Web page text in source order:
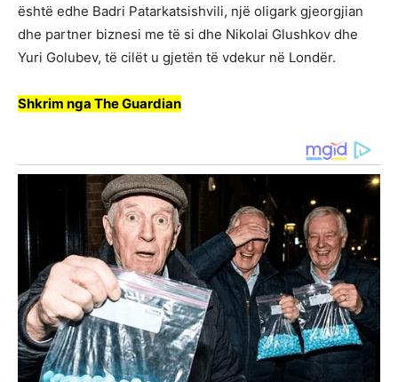
është edhe Badri Patarkatsishvili, një oligark gjeorgjian
dhe partner biznesi me të si dhe Nikolai Glushkov dhe
Yuri Golubev, të cilët u gjetën të vdekur në Londër.
Shkrim nga The Guardian